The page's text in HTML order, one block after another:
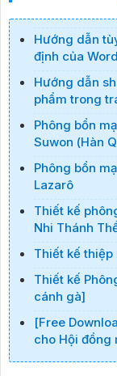
Hướng dẫn
định của
Hướng dẫn
phẩm trong
Phông bổn
Suwon (Hàn
Phông bổn
Lazarô
Thiết kế
Nhi Thánh
Thiết kế
Thiết kế
cánh gà]
[Free
cho Hội đồng